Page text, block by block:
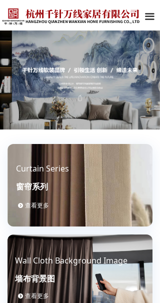
끀
Curtain Series
窗帘系列
뀹 查看更多
뀹 查看更多
Wall Cloth Background Image
墙布背景图